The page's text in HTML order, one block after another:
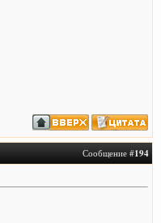
Сообщение #194